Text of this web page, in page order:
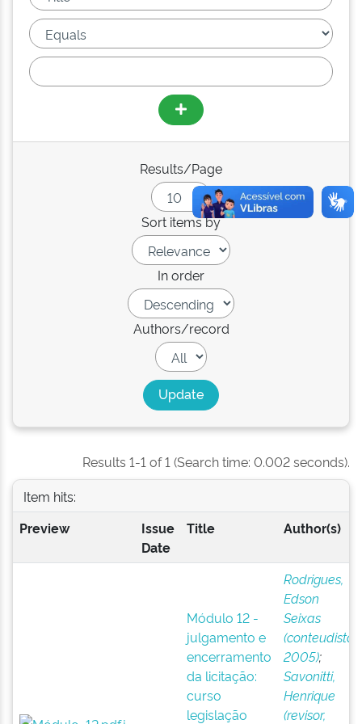
Results/Page
Sort items by
In order
Authors/record
Results 1-1 of 1 (Search time: 0.002 seconds).
Item hits:
Preview
Issue
Date
Title Author(s)
Módulo 12 -
julgamento e
encerramento
da licitação:
curso
legislação
Rodrigues,
Edson
Seixas
(conteudista,
2005);
Savonitti,
Henrique
(revisor,